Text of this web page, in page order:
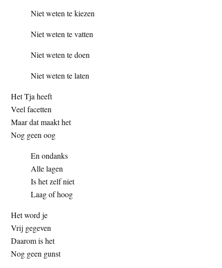
Niet weten te kiezen
Niet weten te vatten
Niet weten te doen
Niet weten te laten
Het Tja heeft
Veel facetten
Maar dat maakt het
Nog geen oog
En ondanks
Alle lagen
Is het zelf niet
Laag of hoog
Het word je
Vrij gegeven
Daarom is het
Nog geen gunst